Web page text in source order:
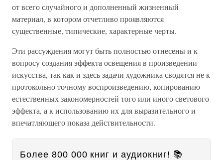
от всего случайного и дополненный жизненный
материал, в котором отчетливо проявляются
существенные, типические, характерные черты.
Эти рассуждения могут быть полностью отнесены и к
вопросу создания эффекта освещения в произведении
искусства, так как и здесь задачи художника сводятся не к
протокольно точному воспроизведению, копированию
естественных закономерностей того или иного светового
эффекта, а к использованию их для выразительного и
впечатляющего показа действительности.
Более 800 000 книг и аудиокниг! 📚